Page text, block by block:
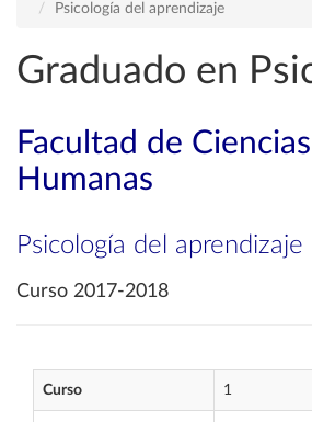
Psicología del aprendizaje
Graduado en
Facultad de
Humanas
Psicología del aprendizaje
Curso 2017-2018
Curso 1